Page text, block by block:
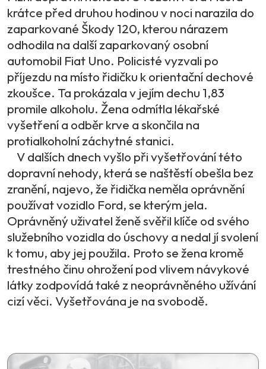
krátce před druhou hodinou v noci narazila do
zaparkované Škody 120, kterou nárazem
odhodila na další zaparkovaný osobní
automobil Fiat Uno. Policisté vyzvali po
příjezdu na místo řidičku k orientační dechové
zkoušce. Ta prokázala v jejím dechu 1,83
promile alkoholu. Žena odmítla lékařské
vyšetření a odběr krve a skončila na
protialkoholní záchytné stanici.
V dalších dnech vyšlo při vyšetřování této
dopravní nehody, která se naštěstí obešla bez
zranění, najevo, že řidička neměla oprávnění
používat vozidlo Ford, se kterým jela.
Oprávněný uživatel ženě svěřil klíče od svého
služebního vozidla do úschovy a nedal jí svolení
k tomu, aby jej použila. Proto se žena kromě
trestného činu ohrožení pod vlivem návykové
látky zodpovídá také z neoprávněného užívání
cizí věci. Vyšetřována je na svobodě.